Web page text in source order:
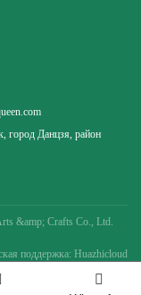
город Данцзя, район
&amp; Crafts Co., Ltd.
поддержка: Huazhicloud